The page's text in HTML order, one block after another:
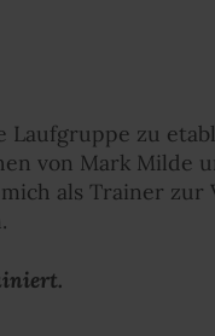
Laufgruppe zu
von Mark Milde
als Trainer zur